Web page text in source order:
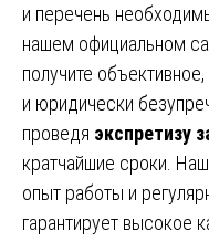
и перечень
нашем официальном
получите
и юридически
проведя экспретизу
кратчайшие сроки.
опыт работы и
гарантирует высокое